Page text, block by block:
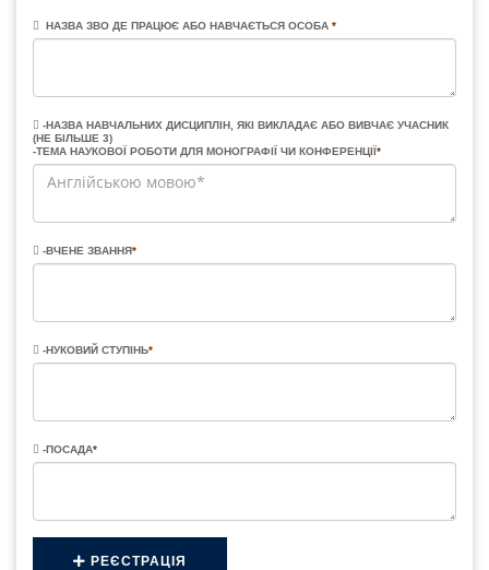
НАЗВА ЗВО ДЕ ПРАЦЮЄ АБО НАВЧАЄТЬСЯ ОСОБА *
-НАЗВА НАВЧАЛЬНИХ ДИСЦИПЛІН, ЯКІ ВИКЛАДАЄ АБО ВИВЧАЄ УЧАСНИК
(НЕ БІЛЬШЕ 3)
-ТЕМА НАУКОВОЇ РОБОТИ ДЛЯ МОНОГРАФІЇ ЧИ КОНФЕРЕНЦІЇ*
-ВЧЕНЕ ЗВАННЯ*
-НУКОВИЙ СТУПІНЬ*
-ПОСАДА*
РЕЄСТРАЦІЯ